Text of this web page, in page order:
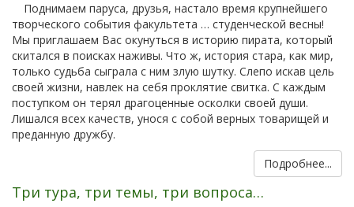
Поднимаем паруса, друзья, настало время крупнейшего
творческого события факультета … студенческой весны!
Мы приглашаем Вас окунуться в историю пирата, который
скитался в поисках наживы. Что ж, история стара, как мир,
только судьба сыграла с ним злую шутку. Слепо искав цель
своей жизни, навлек на себя проклятие свитка. С каждым
поступком он терял драгоценные осколки своей души.
Лишался всех качеств, унося с собой верных товарищей и
преданную дружбу.
Подробнее...
Три тура, три темы, три вопроса…